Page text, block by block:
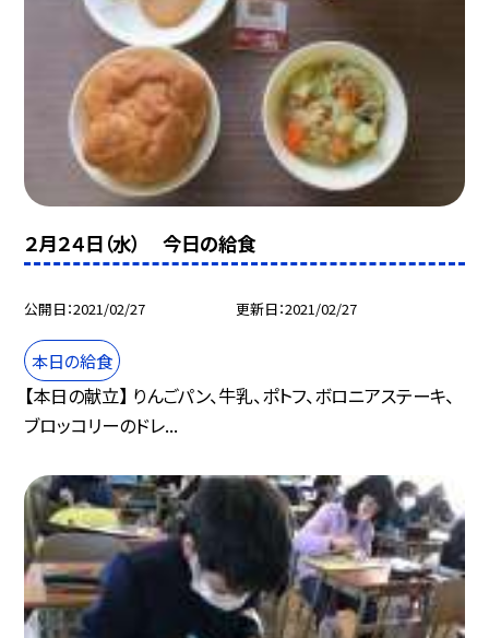
２月２４日（水） 今日の給食
公開日 2021/02/27 更新日 2021/02/27
本日の給食
【本日の献立】 りんごパン、牛乳、ポトフ、ボロニアステーキ、
ブロッコリーのドレ...